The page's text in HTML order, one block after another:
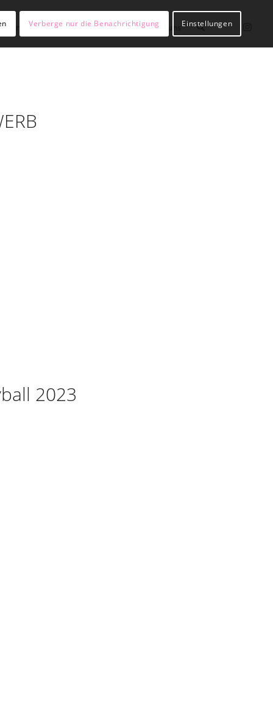
werden Hülßianer sein Über uns
2023
Verberge nur die Benachrichtigung Einstellungen